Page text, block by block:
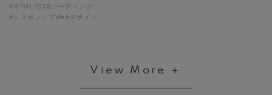
#HTML/CSSコーディング
#レスポンシブWebデザイン
View More ＋